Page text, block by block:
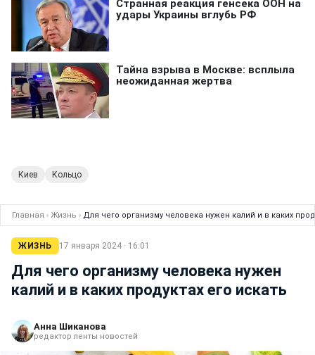
Киев Кольцо
Главная › Жизнь › Для чего организму человека нужен калий и в каких
ЖИЗНЬ 17 января 2024 · 16:01
Для чего организму человека нужен
калий и в каких продуктах его искать
Анна Шиканова
редактор ленты новостей